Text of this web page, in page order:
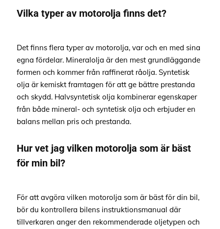
Vilka typer av motorolja finns det?
Det finns flera typer av motorolja, var och en med sina
egna fördelar. Mineralolja är den mest grundläggande
formen och kommer från raffinerat råolja. Syntetisk
olja är kemiskt framtagen för att ge bättre prestanda
och skydd. Halvsyntetisk olja kombinerar egenskaper
från både mineral- och syntetisk olja och erbjuder en
balans mellan pris och prestanda.
Hur vet jag vilken motorolja som är bäst
för min bil?
För att avgöra vilken motorolja som är bäst för din bil,
bör du kontrollera bilens instruktionsmanual där
tillverkaren anger den rekommenderade oljetypen och